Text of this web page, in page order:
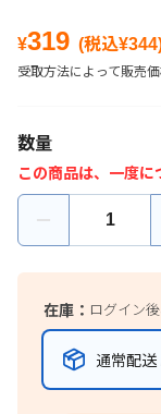
¥319 (税込¥344
受取方法によって販売
数量
この商品は、一度に
在庫： ログイン
通常配送